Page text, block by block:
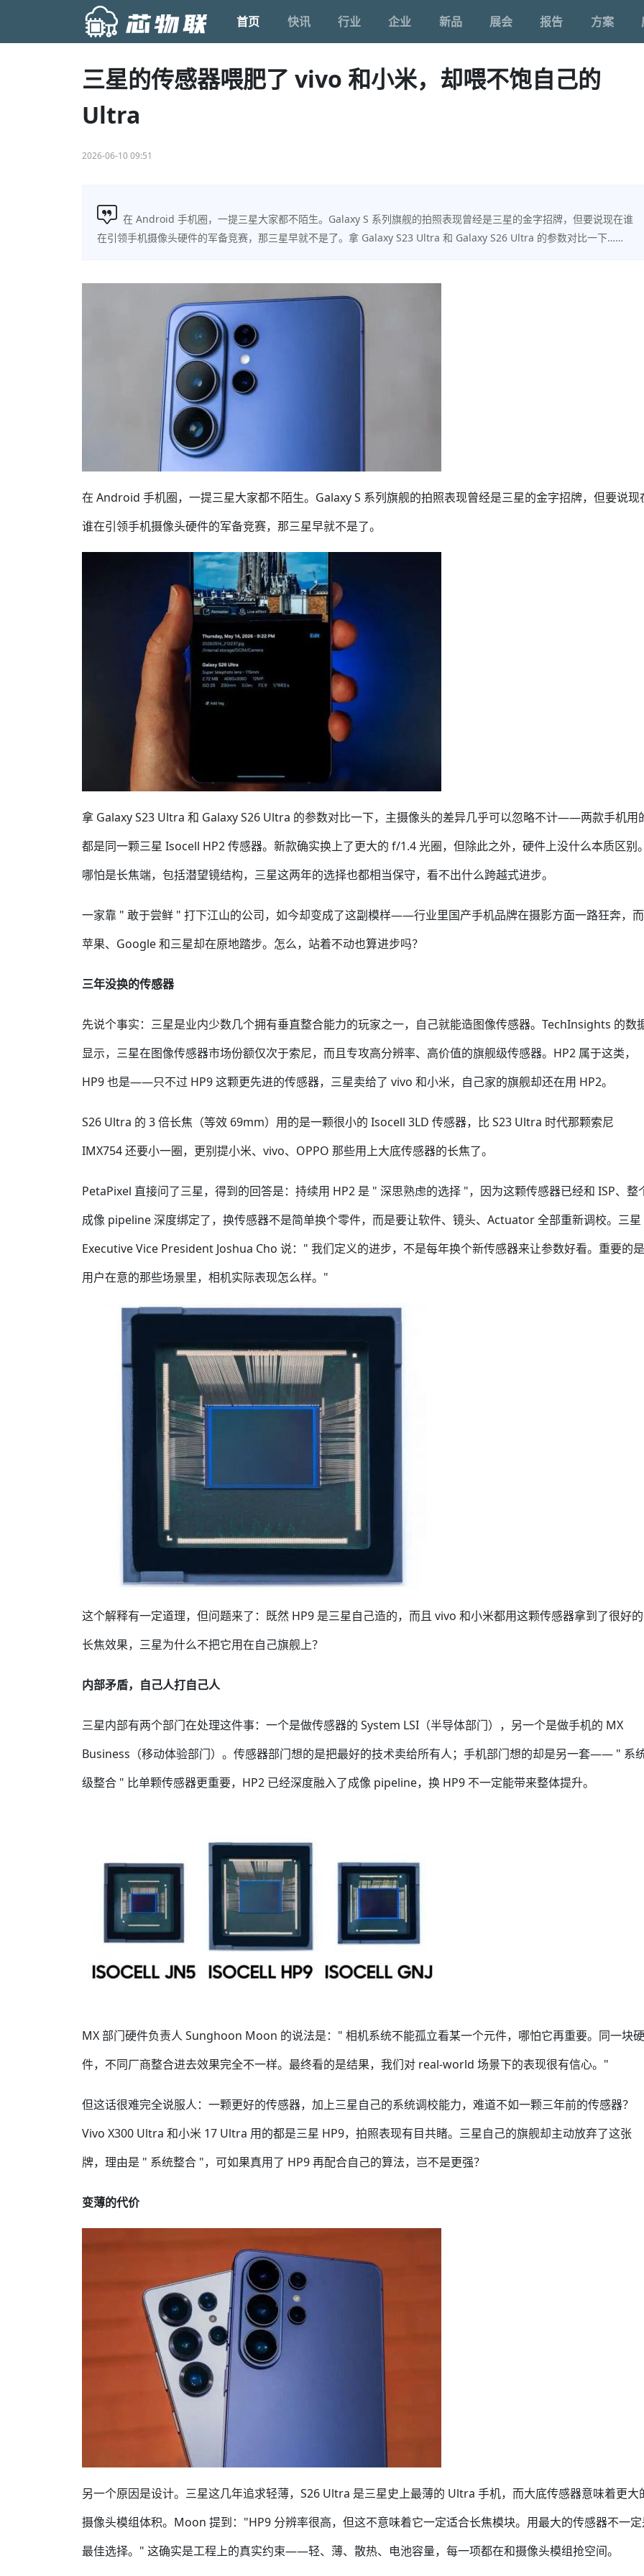
首页 快讯 行业 企业 新品 展会 报告 方案
三星的传感器喂肥了 vivo 和小米，却喂不饱自己的
Ultra
2026-06-10 09:51
在 Android 手机圈，一提三星大家都不陌生。Galaxy S 系列旗舰的拍照表现曾经是三星的金字招牌，但要说现在谁
在引领手机摄像头硬件的军备竞赛，那三星早就不是了。拿 Galaxy S23 Ultra 和 Galaxy S26 Ultra 的参数对比一下……
在 Android 手机圈，一提三星大家都不陌生。Galaxy S 系列旗舰的拍照表现曾经是三星的金字招牌，但要说现
谁在引领手机摄像头硬件的军备竞赛，那三星早就不是了。
拿 Galaxy S23 Ultra 和 Galaxy S26 Ultra 的参数对比一下，主摄像头的差异几乎可以忽略不计——两款手机用
都是同一颗三星 Isocell HP2 传感器。新款确实换上了更大的 f/1.4 光圈，但除此之外，硬件上没什么本质区别
哪怕是长焦端，包括潜望镜结构，三星这两年的选择也都相当保守，看不出什么跨越式进步。
一家靠 " 敢于尝鲜 " 打下江山的公司，如今却变成了这副模样——行业里国产手机品牌在摄影方面一路狂奔，而
苹果、Google 和三星却在原地踏步。怎么，站着不动也算进步吗？
三年没换的传感器
先说个事实：三星是业内少数几个拥有垂直整合能力的玩家之一，自己就能造图像传感器。TechInsights 的数
显示，三星在图像传感器市场份额仅次于索尼，而且专攻高分辨率、高价值的旗舰级传感器。HP2 属于这类，
HP9 也是——只不过 HP9 这颗更先进的传感器，三星卖给了 vivo 和小米，自己家的旗舰却还在用 HP2。
S26 Ultra 的 3 倍长焦（等效 69mm）用的是一颗很小的 Isocell 3LD 传感器，比 S23 Ultra 时代那颗索尼
IMX754 还要小一圈，更别提小米、vivo、OPPO 那些用上大底传感器的长焦了。
PetaPixel 直接问了三星，得到的回答是：持续用 HP2 是 " 深思熟虑的选择 "，因为这颗传感器已经和 ISP、整
成像 pipeline 深度绑定了，换传感器不是简单换个零件，而是要让软件、镜头、Actuator 全部重新调校。三星
Executive Vice President Joshua Cho 说：" 我们定义的进步，不是每年换个新传感器来让参数好看。重要的是
用户在意的那些场景里，相机实际表现怎么样。"
这个解释有一定道理，但问题来了：既然 HP9 是三星自己造的，而且 vivo 和小米都用这颗传感器拿到了很好的
长焦效果，三星为什么不把它用在自己旗舰上？
内部矛盾，自己人打自己人
三星内部有两个部门在处理这件事：一个是做传感器的 System LSI（半导体部门），另一个是做手机的 MX
Business（移动体验部门）。传感器部门想的是把最好的技术卖给所有人；手机部门想的却是另一套—— " 系
级整合 " 比单颗传感器更重要，HP2 已经深度融入了成像 pipeline，换 HP9 不一定能带来整体提升。
MX 部门硬件负责人 Sunghoon Moon 的说法是：" 相机系统不能孤立看某一个元件，哪怕它再重要。同一块硬
件，不同厂商整合进去效果完全不一样。最终看的是结果，我们对 real-world 场景下的表现很有信心。"
但这话很难完全说服人：一颗更好的传感器，加上三星自己的系统调校能力，难道不如一颗三年前的传感器？
Vivo X300 Ultra 和小米 17 Ultra 用的都是三星 HP9，拍照表现有目共睹。三星自己的旗舰却主动放弃了这张
牌，理由是 " 系统整合 "，可如果真用了 HP9 再配合自己的算法，岂不是更强？
变薄的代价
另一个原因是设计。三星这几年追求轻薄，S26 Ultra 是三星史上最薄的 Ultra 手机，而大底传感器意味着更大
摄像头模组体积。Moon 提到："HP9 分辨率很高，但这不意味着它一定适合长焦模块。用最大的传感器不一
最佳选择。" 这确实是工程上的真实约束——轻、薄、散热、电池容量，每一项都在和摄像头模组抢空间。